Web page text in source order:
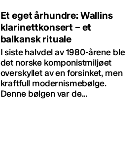
Et eget århundre: Wallins
klarinettkonsert – et
balkansk rituale
I siste halvdel av 1980-årene ble
det norske komponistmiljøet
overskyllet av en forsinket, men
kraftfull modernismebølge.
Denne bølgen var de...